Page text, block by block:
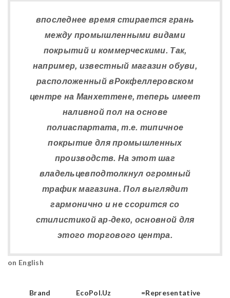
впоследнее время стирается грань
между промышленными видами
покрытий и коммерческими. Так,
например, известный магазин обуви,
расположенный вРокфеллеровском
центре на Манхеттене, теперь имеет
наливной пол на основе
полиаспартата, т.е. типичное
покрытие для промышленных
производств. На этот шаг
владельцевподтолкнул огромный
трафик магазина. Пол выглядит
гармонично и не ссорится со
стилистикой ар-деко, основной для
этого торгового центра.
on English
Brand EcoPol.Uz =Representative